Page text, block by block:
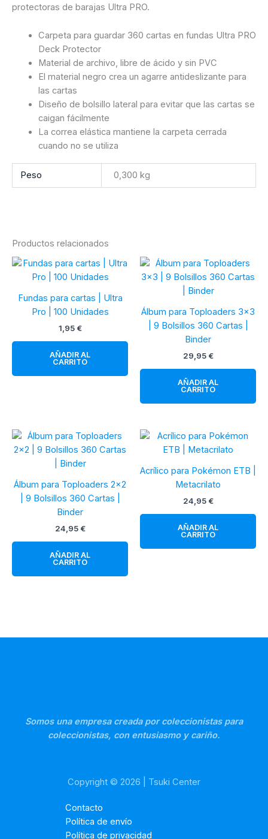
protectoras de barajas Ultra PRO.
Carpeta para guardar 360 cartas en fundas Ultra PRO
Deck Protector
Material de archivo, libre de ácido y sin PVC
El material negro crea un agarre antideslizante para
las cartas
Diseño de bolsillo lateral para evitar que las cartas se
caigan fácilmente
La correa elástica mantiene la carpeta cerrada
cuando no se utiliza
Peso 0,300 kg
Productos relacionados
Fundas para cartas | Ultra
Pro | 100 Unidades
1,95 €
AÑADIR AL
CARRITO
Álbum para Toploaders 3×3
| 9 Bolsillos 360 Cartas |
Binder
29,95 €
AÑADIR AL
CARRITO
Álbum para Toploaders 2×2
| 9 Bolsillos 360 Cartas |
Binder
24,95 €
AÑADIR AL
CARRITO
Acrílico para Pokémon ETB |
Metacrilato
24,95 €
AÑADIR AL
CARRITO
Somos una empresa creada por coleccionistas para
coleccionistas, con entusiasmo y cariño.
Copyright © 2026 | Tsuki Center
Contacto
Política de envío
Política de privacidad